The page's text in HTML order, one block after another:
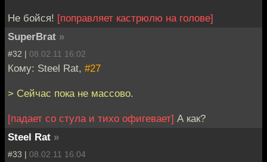
Не бойся! [поправляет кастрюлю на голове]
SuperBrat »
#32 | 08.02.11 16:02
Кому: Steel Rat, #27
> Сейчас пока не массово.
[падает со стула и тихо офигевает] А как?
Steel Rat »
#33 | 08.02.11 16:04